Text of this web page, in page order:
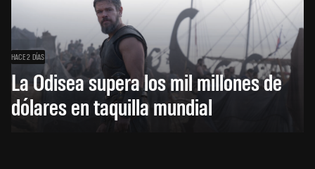
HACE 2 DÍAS
La Odisea supera los mil millones de
dólares en taquilla mundial